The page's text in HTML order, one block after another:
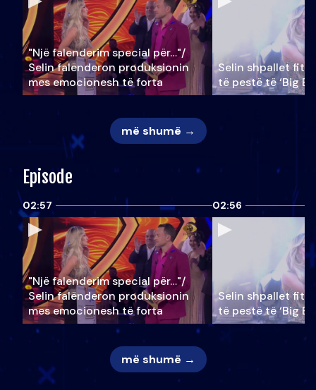
"Një falenderim special për…"/
Selin falënderon produksionin
mes emocionesh të forta
Selin shpallet
të pestë të ‘Big
më shumë →
Episode
02:57
"Një falenderim special për…"/
Selin falënderon produksionin
mes emocionesh të forta
02:56
Selin shpallet
të pestë të ‘Big
më shumë →